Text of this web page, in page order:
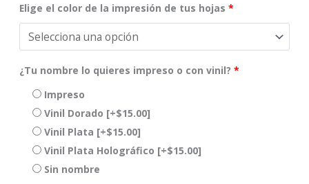
Elige el color de la impresión de tus hojas *
¿Tu nombre lo quieres impreso o con vinil? *
Impreso
Vinil Dorado [+$15.00]
Vinil Plata [+$15.00]
Vinil Plata Holográfico [+$15.00]
Sin nombre